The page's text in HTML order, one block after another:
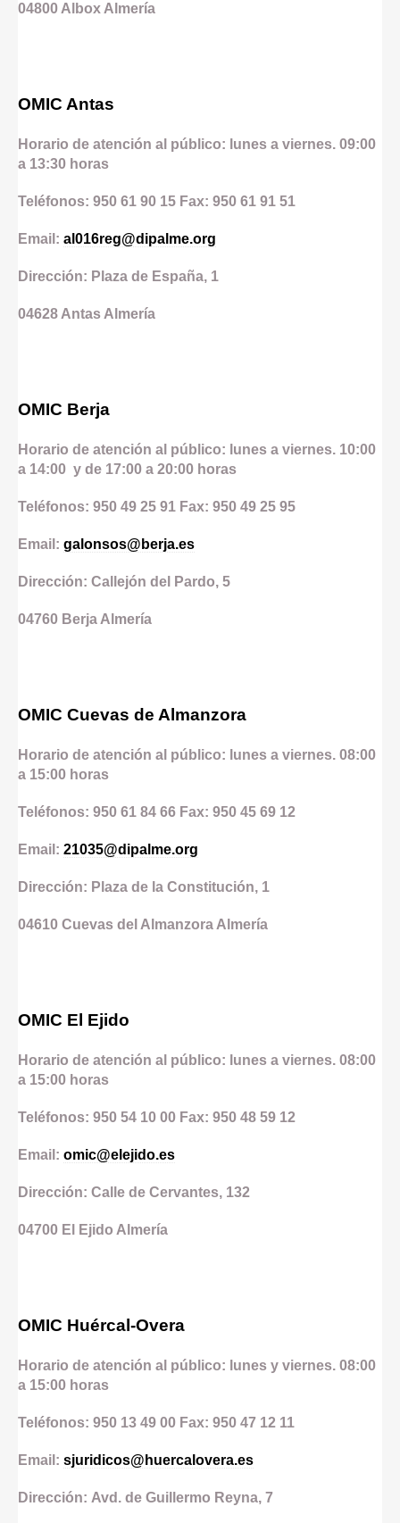
04800 Albox Almería
OMIC Antas
Horario de atención al público: lunes a viernes. 09:00
a 13:30 horas
Teléfonos: 950 61 90 15 Fax: 950 61 91 51
Email: al016reg@dipalme.org
Dirección: Plaza de España, 1
04628 Antas Almería
OMIC Berja
Horario de atención al público: lunes a viernes. 10:00
a 14:00 y de 17:00 a 20:00 horas
Teléfonos: 950 49 25 91 Fax: 950 49 25 95
Email: galonsos@berja.es
Dirección: Callejón del Pardo, 5
04760 Berja Almería
OMIC Cuevas de Almanzora
Horario de atención al público: lunes a viernes. 08:00
a 15:00 horas
Teléfonos: 950 61 84 66 Fax: 950 45 69 12
Email: 21035@dipalme.org
Dirección: Plaza de la Constitución, 1
04610 Cuevas del Almanzora Almería
OMIC El Ejido
Horario de atención al público: lunes a viernes. 08:00
a 15:00 horas
Teléfonos: 950 54 10 00 Fax: 950 48 59 12
Email: omic@elejido.es
Dirección: Calle de Cervantes, 132
04700 El Ejido Almería
OMIC Huércal-Overa
Horario de atención al público: lunes y viernes. 08:00
a 15:00 horas
Teléfonos: 950 13 49 00 Fax: 950 47 12 11
Email: sjuridicos@huercalovera.es
Dirección: Avd. de Guillermo Reyna, 7